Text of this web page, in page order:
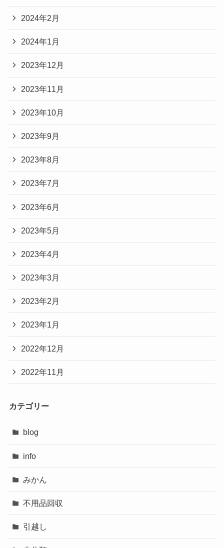
2024年2月
2024年1月
2023年12月
2023年11月
2023年10月
2023年9月
2023年8月
2023年7月
2023年6月
2023年5月
2023年4月
2023年3月
2023年2月
2023年1月
2022年12月
2022年11月
カテゴリー
blog
info
みかん
不用品回収
引越し